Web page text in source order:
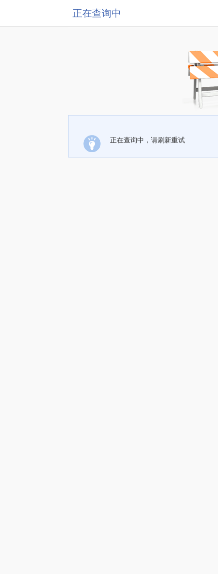
正在查询中
正在查询中，请刷新重试